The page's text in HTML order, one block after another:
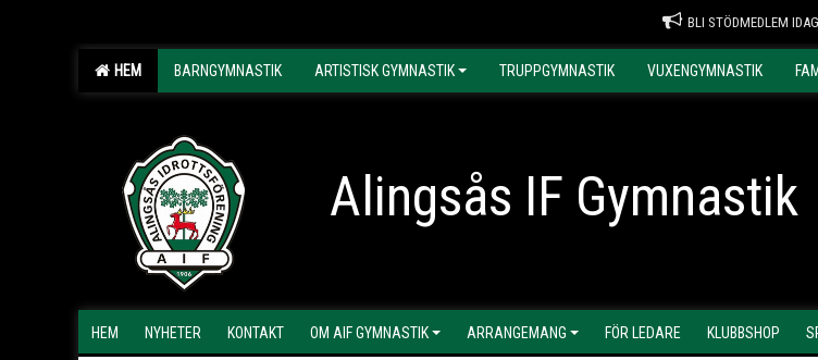
BLI STÖDMEDLEM
HEM BARNGYMNASTIK ARTISTISK GYMNASTIK TRUPPGYMNASTIK VUXENGYMNASTIK
Alingsås IF Gymnastik
HEM NYHETER KONTAKT OM AIF GYMNASTIK ARRANGEMANG FÖR LEDARE KLUBBSHOP